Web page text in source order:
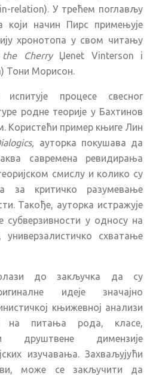
relation). У трећем поглављу
који начин Пирс примењује
хронотопа у свом читању
the Cherry Џenet Vinterson i
Тони Морисон.
процесе свесног
родне теорије у Бахтинов
Користећи пример књиге Лин
ауторка покушава да
савремена ревидирања
смислу и колико су
за критичко разумевање
Такође, ауторка истражује
субверзивности у односу на
универзалистичко схватање
до закључка да су
идеје значајно
књижевној анализи
на питања рода, класе,
друштвене димензије
изучавања. Захваљујући
може се закључити да